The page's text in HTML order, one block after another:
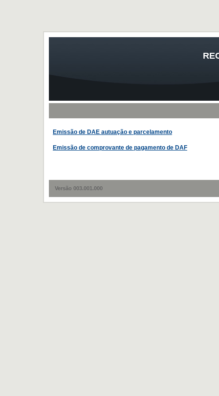
Emissão de DAE autuação e parcelamento
Emissão de comprovante de pagamento de DAF
Versão 003.001.000